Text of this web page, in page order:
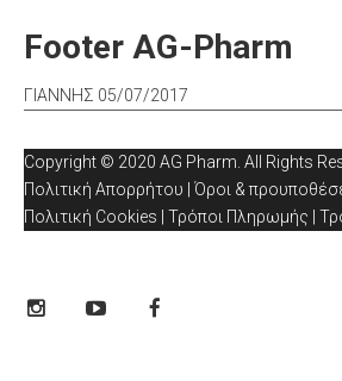
Footer AG-Pharm
ΓΙΑΝΝΗΣ 05/07/2017
Copyright © 2020 AG Pharm. All Rights
Πολιτική Απορρήτου
Όροι &
Πολιτική Cookies
Τρόποι Πληρωμής